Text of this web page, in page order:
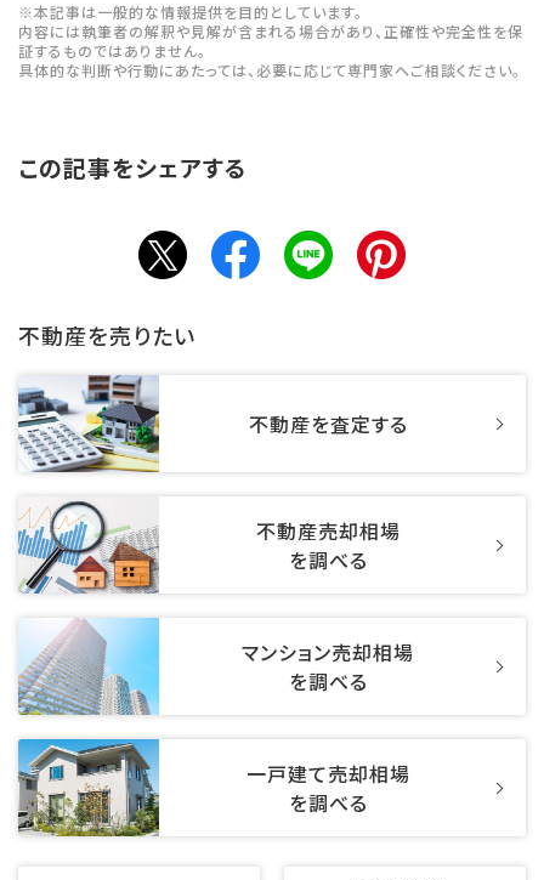
※本記事は一般的な情報提供を目的としています。
内容には執筆者の解釈や見解が含まれる場合があり、正確性や完全性を保
証するものではありません。
具体的な判断や行動にあたっては、必要に応じて専門家へご相談ください。
この記事をシェアする
不動産を売りたい
不動産を査定する
不動産売却相場
を調べる
マンション売却相場
を調べる
一戸建て売却相場
を調べる